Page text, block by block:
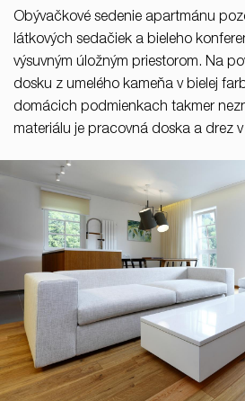
Obývačkové sedenie apartmánu
látkových sedačiek a bieleho
výsuvným úložným priestorom. Na
dosku z umelého kameňa v bielej
domácich podmienkach takmer
materiálu je pracovná doska a drez